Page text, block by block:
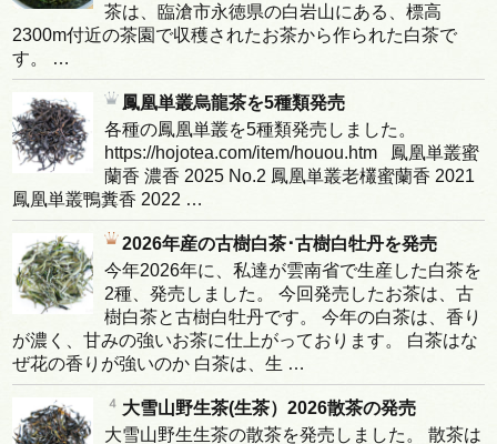
茶は、臨滄市永徳県の白岩山にある、標高
2300m付近の茶園で収穫されたお茶から作られた白茶で
す。 …
鳳凰単叢烏龍茶を5種類発売
各種の鳳凰単叢を5種類発売しました。
https://hojotea.com/item/houou.htm 鳳凰単叢蜜
蘭香 濃香 2025 No.2 鳳凰単叢老欉蜜蘭香 2021
鳳凰単叢鴨糞香 2022 …
2026年産の古樹白茶･古樹白牡丹を発売
今年2026年に、私達が雲南省で生産した白茶を
2種、発売しました。 今回発売したお茶は、古
樹白茶と古樹白牡丹です。 今年の白茶は、香り
が濃く、甘みの強いお茶に仕上がっております。 白茶はな
ぜ花の香りが強いのか 白茶は、生 …
大雪山野生茶(生茶）2026散茶の発売
大雪山野生生茶の散茶を発売しました。 散茶は